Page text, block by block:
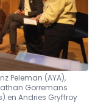
Peleman (AYA),
Gorremans
en Andries Gryffroy